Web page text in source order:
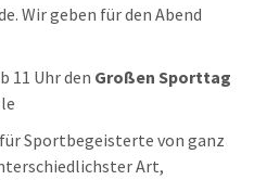
Wir geben für den Abend
11 Uhr den Großen Sporttag
Sportbegeisterte von ganz
Art,